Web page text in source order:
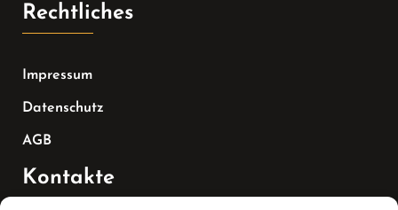
Rechtliches
Impressum
Datenschutz
AGB
Kontakte